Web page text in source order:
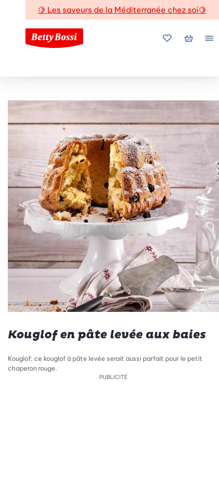
🍋 Les saveurs de la Méditerranée chez soi🍋
Mes favoris
Mon
Kouglof en pâte levée aux baies
Kouglof: ce kouglof à pâte levée serait aussi parfait pour le petit
chaperon rouge.
PUBLICITÉ